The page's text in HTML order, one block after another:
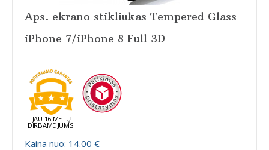
Aps. ekrano stikliukas Tempered Glass
iPhone 7/iPhone 8 Full 3D
JAU 16 METŲ
DIRBAME JUMS!
Kaina nuo: 14.00 €